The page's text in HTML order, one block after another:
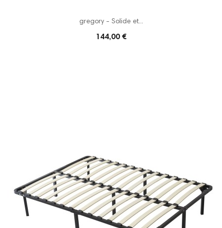
gregory - Solide et...
144,00 €